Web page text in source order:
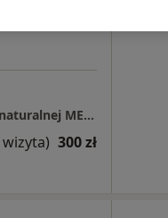
Gabinet fizjoterapii, masażu i terapii naturalnej MEDIFIT
300 zł